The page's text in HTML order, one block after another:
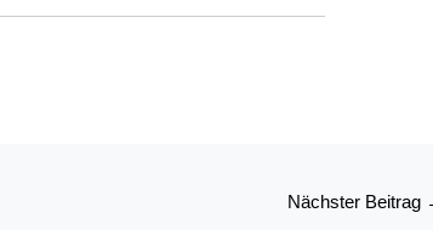
Nächster Beitrag